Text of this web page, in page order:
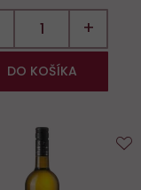
+
DO KOŠÍKA